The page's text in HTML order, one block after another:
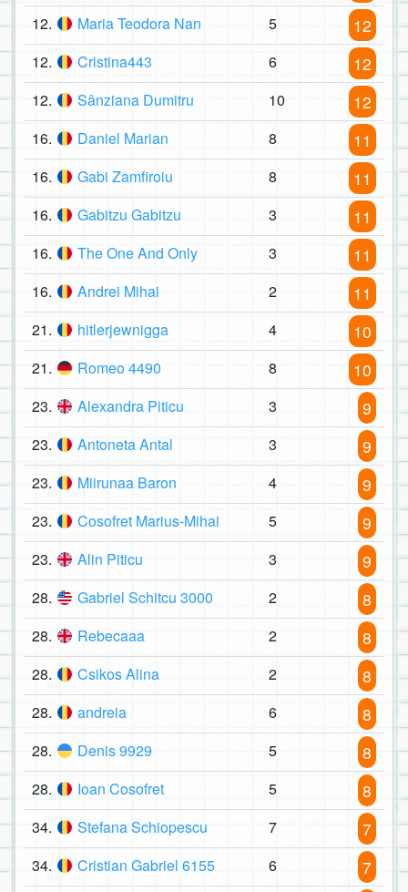
12. Maria Teodora Nan 5 12
12. Cristina443 6 12
12. Sânziana Dumitru 10 12
16. Daniel Marian 8 11
16. Gabi Zamfiroiu 8 11
16. Gabitzu Gabitzu 3 11
16. The One And Only 3 11
16. Andrei Mihai 2 11
21. hitlerjewnigga 4 10
21. Romeo 4490 8 10
23. Alexandra Piticu 3 9
23. Antoneta Antal 3 9
23. Miirunaa Baron 4 9
23. Cosofret Marius-Mihai 5 9
23. Alin Piticu 3 9
28. Gabriel Schitcu 3000 2 8
28. Rebecaaa 2 8
28. Csikos Alina 2 8
28. andreia 6 8
28. Denis 9929 5 8
28. Ioan Cosofret 5 8
34. Stefana Schiopescu 7 7
34. Cristian Gabriel 6155 6 7